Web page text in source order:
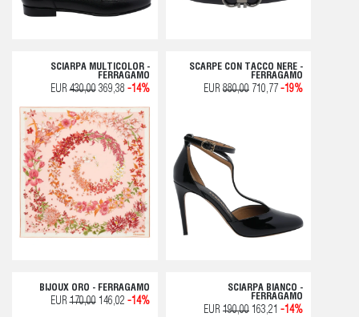
SCIARPA MULTICOLOR -
FERRAGAMO
EUR430,00369,38 -14%
SCARPE CON TACCO NERE -
FERRAGAMO
EUR 880,00 710,77 -19%
BIJOUX ORO - FERRAGAMO
EUR170,00146,02 -14%
SCIARPA BIANCO -
FERRAGAMO
EUR 190,00 163,21 -14%